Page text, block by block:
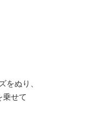
をぬり、
乗せて